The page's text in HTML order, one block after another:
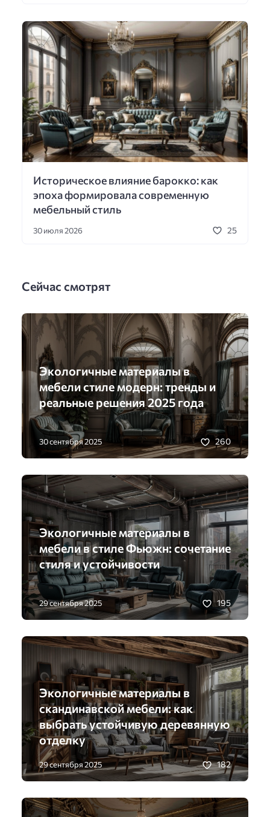
Историческое влияние барокко: как
эпоха формировала современную
мебельный стиль
30 июля 2026 25
Сейчас смотрят
Экологичные материалы в
мебели стиле модерн: тренды и
реальные решения 2025 года
30 сентября 2025 260
Экологичные материалы в
мебели в стиле Фьюжн: сочетание
стиля и устойчивости
29 сентября 2025 195
Экологичные материалы в
скандинавской мебели: как
выбрать устойчивую деревянную
отделку
29 сентября 2025 182